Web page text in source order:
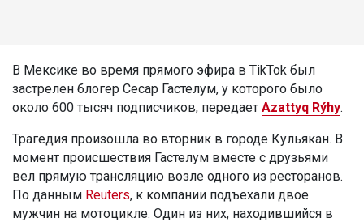
В Мексике во время прямого эфира в TikTok был
застрелен блогер Сесар Гастелум, у которого было
около 600 тысяч подписчиков, передает Azattyq Rýhy.
Трагедия произошла во вторник в городе Кульякан. В
момент происшествия Гастелум вместе с друзьями
вел прямую трансляцию возле одного из ресторанов.
По данным Reuters, к компании подъехали двое
мужчин на мотоцикле. Один из них, находившийся в